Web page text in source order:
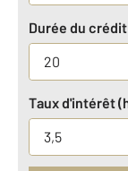
Durée du crédit
Taux d'intérêt